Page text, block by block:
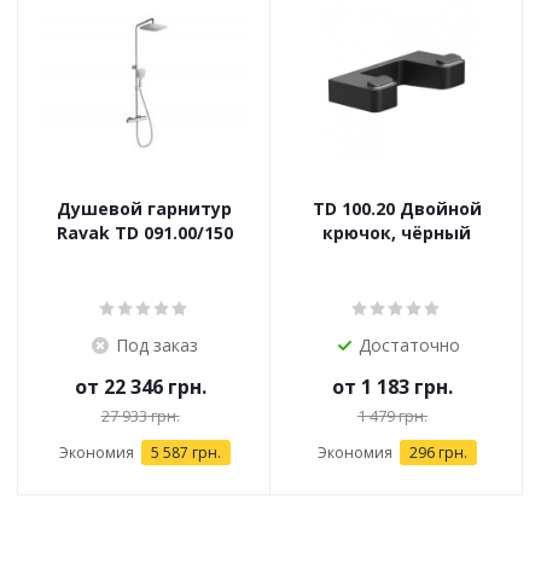
Душевой гарнитур
Ravak TD 091.00/150
Под заказ
от 22 346 грн.
27 933 грн.
Экономия 5 587 грн.
TD 100.20 Двойной
крючок, чёрный
Достаточно
от 1 183 грн.
1 479 грн.
Экономия 296 грн.